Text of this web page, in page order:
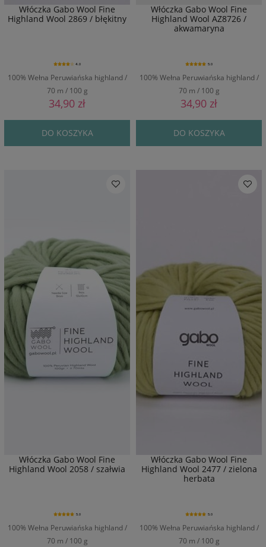
Włóczka Gabo Wool Fine
Highland Wool 2869 / błękitny
100% Wełna Peruwiańska highland /
70 m / 100 g
4.0
34,90 zł
DO KOSZYKA
Włóczka Gabo Wool Fine
Highland Wool AZ8726 /
akwamaryna
100% Wełna Peruwiańska highland /
70 m / 100 g
5.0
34,90 zł
DO KOSZYKA
Włóczka Gabo Wool Fine
Highland Wool 2058 / szałwia
100% Wełna Peruwiańska highland /
70 m / 100 g
5.0
Włóczka Gabo Wool Fine
Highland Wool 2477 / zielona
herbata
100% Wełna Peruwiańska highland /
70 m / 100 g
5.0